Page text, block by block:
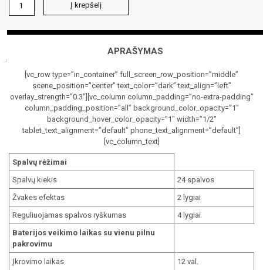
kiekis:
šviestuvas
Į krepšelį
APRAŠYMAS
[vc_row type=”in_container” full_screen_row_position=”middle”
scene_position=”center” text_color=”dark” text_align=”left”
overlay_strength=”0.3″][vc_column column_padding=”no-extra-padding”
column_padding_position=”all” background_color_opacity=”1″
background_hover_color_opacity=”1″ width=”1/2″
tablet_text_alignment=”default” phone_text_alignment=”default”]
[vc_column_text]
Spalvų rėžimai
Spalvų kiekis
24 spalvos
Žvakės efektas
2 lygiai
Reguliuojamas spalvos ryškumas
4 lygiai
Baterijos veikimo laikas su vienu pilnu
pakrovimu
Įkrovimo laikas
12 val.